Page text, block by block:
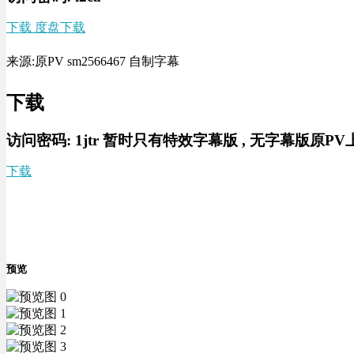
下载 度盘下载
来源:原PV sm2566467 自制字幕
下载
访问密码: 1jtr 暂时只有特效字幕版 , 无字幕版原PV
下载
预览